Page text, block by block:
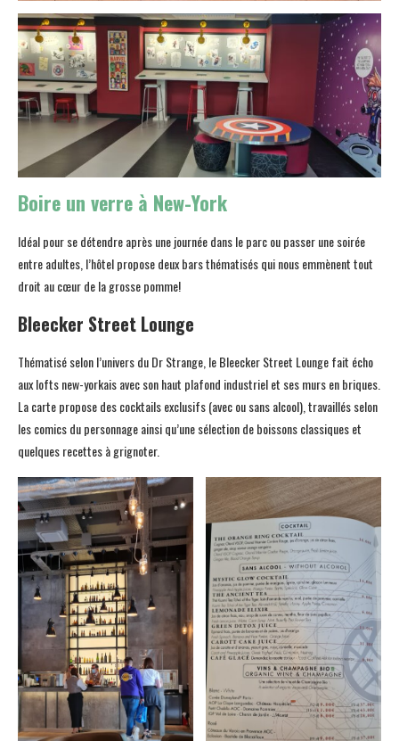
Boire un verre à New-York
Idéal pour se détendre après une journée dans le parc ou passer une soirée
entre adultes, l’hôtel propose deux bars thématisés qui nous emmènent tout
droit au cœur de la grosse pomme!
Bleecker Street Lounge
Thématisé selon l’univers du Dr Strange, le Bleecker Street Lounge fait écho
aux lofts new-yorkais avec son haut plafond industriel et ses murs en briques.
La carte propose des cocktails exclusifs (avec ou sans alcool), travaillés selon
les comics du personnage ainsi qu’une sélection de boissons classiques et
quelques recettes à grignoter.